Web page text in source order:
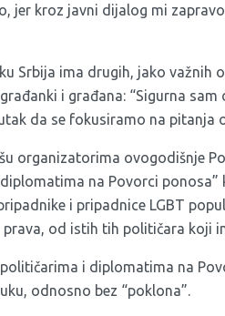
jer kroz javni dijalog mi
Srbija ima drugih, jako važnih
i građana: “Sigurna
da se fokusiramo na pitanja
organizatorima ovogodišnje
na Povorci ponosa”
i pripadnice LGBT
od istih tih političara koji
političarima i diplomatima na
odnosno bez “poklona”.